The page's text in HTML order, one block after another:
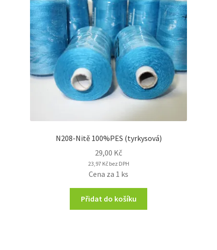
N208-Nitě 100%PES (tyrkysová)
29,00 Kč
23,97 Kčbez DPH
Cena za 1 ks
Přidat do košíku